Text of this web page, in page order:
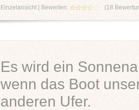
Einzelansicht | Bewerten: (18
Es wird ein
wenn das Boot
anderen Ufer.